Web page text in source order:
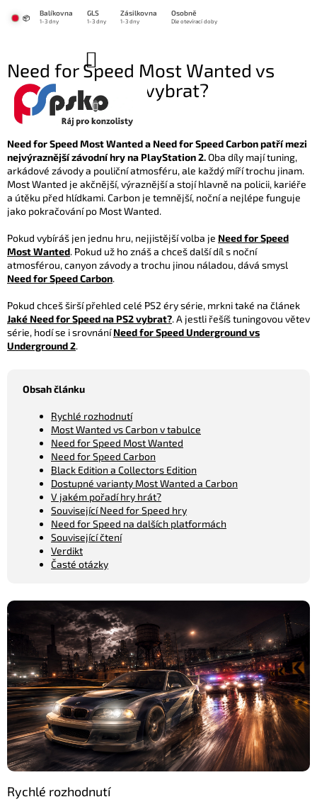
📦
Balíkovna GLS Zásilkovna Osobně
1-3 dny 1-3 dny 1-3 dny Dle otevírací doby
KOŠÍK
Need for Speed Most Wanted vs
Carbon: který díl vybrat?
29.6.2026
Need for Speed Most Wanted a Need for Speed Carbon patří mezi
nejvýraznější závodní hry na PlayStation 2.Oba díly mají tuning,
arkádové závody a pouliční atmosféru, ale každý míří trochu jinam.
Most Wanted je akčnější, výraznější a stojí hlavně na policii, kariéře
a útěku před hlídkami. Carbon je temnější, noční a nejlépe funguje
jako pokračování po Most Wanted.
Pokud vybíráš jen jednu hru, nejjistější volba je Need for Speed
Most Wanted. Pokud už ho znáš a chceš další díl s noční
atmosférou, canyon závody a trochu jinou náladou, dává smysl
Need for Speed Carbon.
Pokud chceš širší přehled celé PS2 éry série, mrkni také na článek
Jaké Need for Speed na PS2 vybrat?. A jestli řešíš tuningovou větev
série, hodí se i srovnáníNeed for Speed Underground vs
Underground 2.
Obsah článku
Rychlé rozhodnutí
Most Wanted vs Carbon v tabulce
Need for Speed Most Wanted
Need for Speed Carbon
Black Edition a Collectors Edition
Dostupné varianty Most Wanted a Carbon
V jakém pořadí hry hrát?
Související Need for Speed hry
Need for Speed na dalších platformách
Související čtení
Verdikt
Časté otázky
Rychlé rozhodnutí